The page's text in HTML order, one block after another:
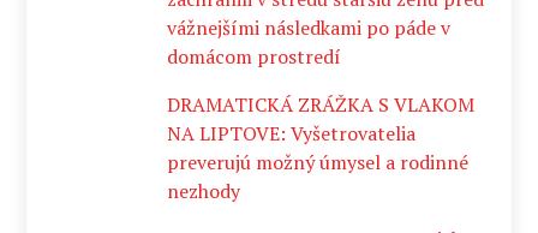
vážnejšími následkami po páde v
domácom prostredí
DRAMATICKÁ ZRÁŽKA S VLAKOM
NA LIPTOVE: Vyšetrovatelia
preverujú možný úmysel a rodinné
nezhody